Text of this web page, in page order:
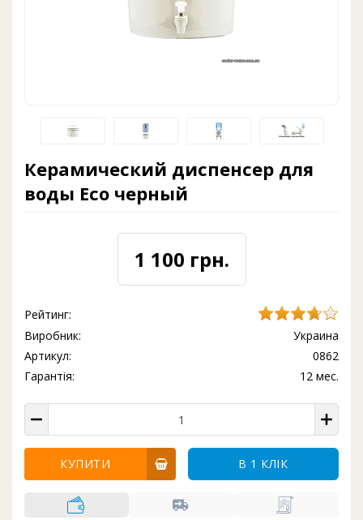
Керамический диспенсер для
воды Eco черный
1 100 грн.
Рейтинг:
Украина
Виробник:
0862
Артикул:
12 мес.
Гарантія:
КУПИТИ В 1 КЛІК